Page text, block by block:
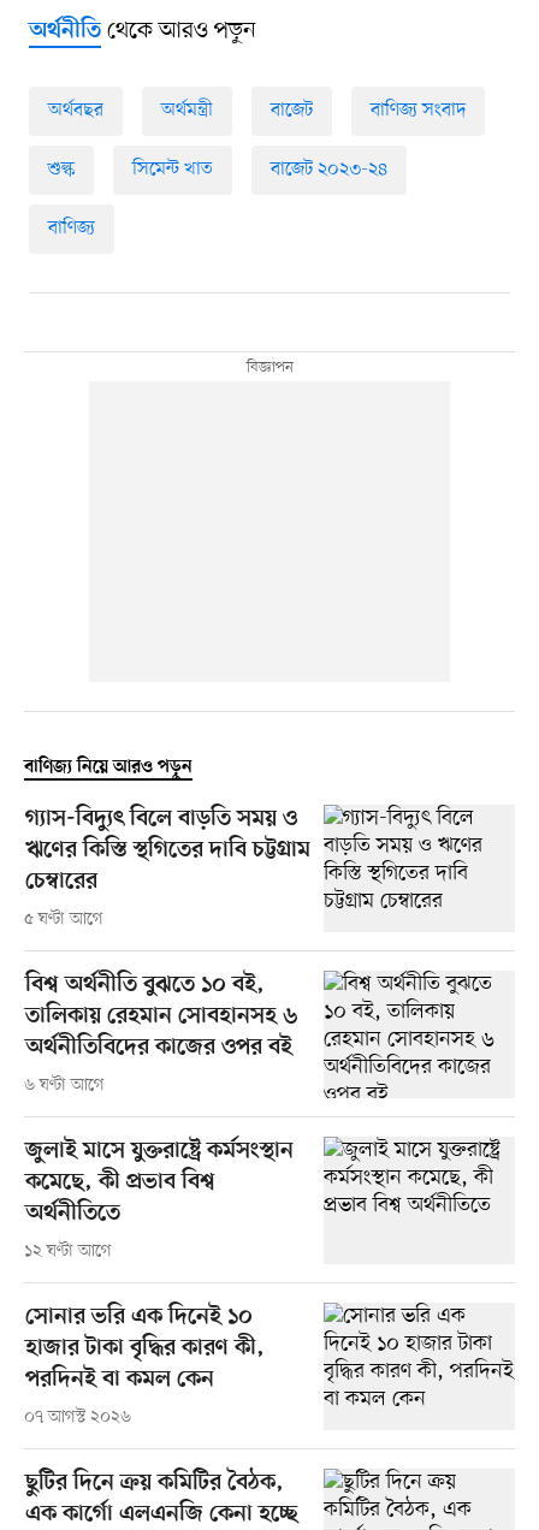
অর্থনীতিথেকে আরও পড়ুন
অর্থবছর অর্থমন্ত্রী বাজেট বাণিজ্য সংবাদ
শুল্ক সিমেন্ট খাত বাজেট ২০২৩-২৪
বাণিজ্য
বাণিজ্য নিয়ে আরও পড়ুন
গ্যাস-বিদ্যুৎ বিলে বাড়তি সময় ও
ঋণের কিস্তি স্থগিতের দাবি চট্টগ্রাম
চেম্বারের
৫ ঘণ্টা আগে
বিশ্ব অর্থনীতি বুঝতে ১০ বই,
তালিকায় রেহমান সোবহানসহ ৬
অর্থনীতিবিদের কাজের ওপর বই
৬ ঘণ্টা আগে
জুলাই মাসে যুক্তরাষ্ট্রে কর্মসংস্থান
কমেছে, কী প্রভাব বিশ্ব
অর্থনীতিতে
১২ ঘণ্টা আগে
সোনার ভরি এক দিনেই ১০
হাজার টাকা বৃদ্ধির কারণ কী,
পরদিনই বা কমল কেন
০৭ আগস্ট ২০২৬
ছুটির দিনে ক্রয় কমিটির বৈঠক,
এক কার্গো এলএনজি কেনা হচ্ছে